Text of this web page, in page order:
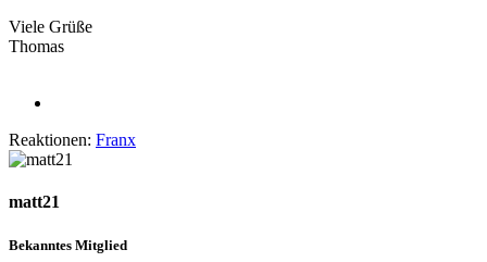
Viele Grüße
Thomas
Reaktionen: Franx
matt21
Bekanntes Mitglied